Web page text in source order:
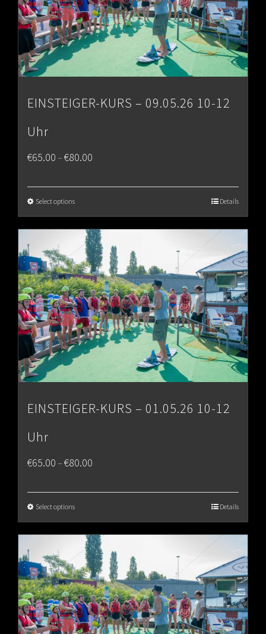
EINSTEIGER-KURS – 09.05.26 10-12
Uhr
€65.00–€80.00
€80.00
Select options Details
EINSTEIGER-KURS – 01.05.26 10-12
Uhr
€65.00–€80.00
€80.00
Select options Details